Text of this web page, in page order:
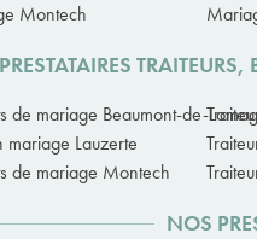
Montech
de mariage Beaumont-de-
mariage Lauzerte
de mariage Montech
NOS